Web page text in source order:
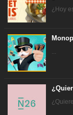
¿Hoy
...